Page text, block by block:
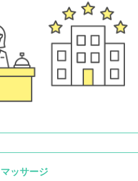
ッサージ